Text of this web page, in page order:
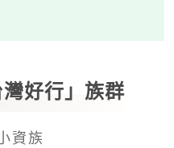
好行」族群
資族